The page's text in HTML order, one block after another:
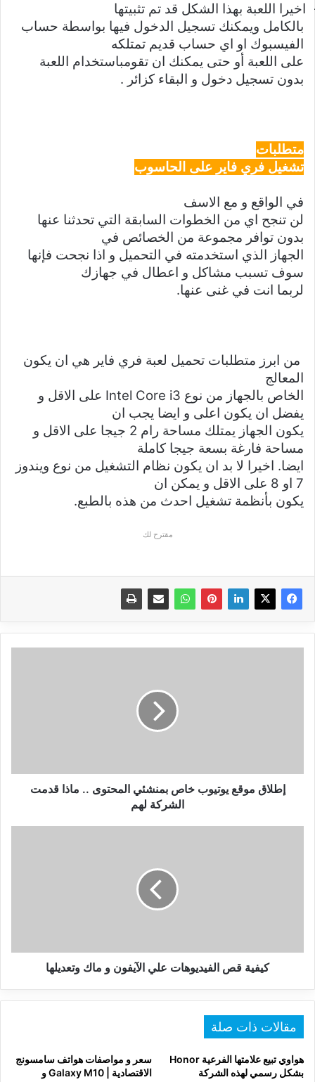
اخيرا اللعبة بهذا الشكل قد تم تثبيتها
بالكامل ويمكنك تسجيل الدخول فيها بواسطة حساب
الفيسبوك او اي حساب قديم تمتلكه
على اللعبة أو حتى يمكنك ان تقومباستخدام اللعبة
بدون تسجيل دخول و البقاء كزائر .
متطلبات
تشغيل فري فاير على الحاسوب
في الواقع و مع الاسف
لن تنجح اي من الخطوات السابقة التي تحدثنا عنها
بدون توافر مجموعة من الخصائص في
الجهاز الذي استخدمته في التحميل و اذا نجحت فإنها
سوف تسبب مشاكل و اعطال في جهازك
لربما انت في غنى عنها.
من ابرز متطلبات تحميل لعبة فري فاير هي ان يكون
المعالج
الخاص بالجهاز من نوع Intel Core i3 على الاقل و
يفضل ان يكون اعلى و ايضا يجب ان
يكون الجهاز يمتلك مساحة رام 2 جيجا على الاقل و
مساحة فارغة بسعة جيجا كاملة
ايضا. اخيرا لا بد ان يكون نظام التشغيل من نوع ويندوز
7 او 8 على الاقل و يمكن ان
يكون بأنظمة تشغيل احدث من هذه بالطبع.
مقترح لك
قدمت
الشركةإطلاق موقع يوتيوب خاص بمنشئي المحتوى .. ماذا قدمت
الشركة لهم
كيفية قص الفيديوهات علي الآيفون و ماك وتعديلها
مقالات ذات صلة
هواوي تبيع علامتها الفرعية Honor
بشكل رسمي لهذه الشركة
سعر و مواصفات هواتف سامسونج
الاقتصادية | Galaxy M10 و